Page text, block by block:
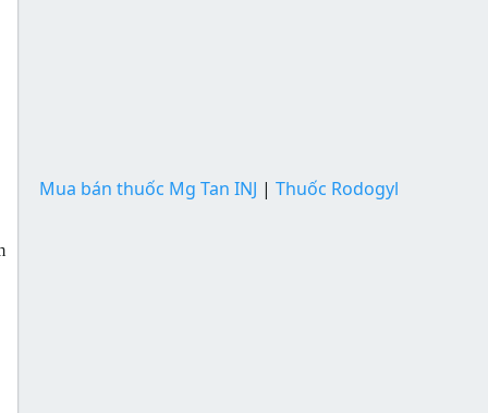
Mua bán thuốc Mg Tan INJ | Thuốc Rodogyl